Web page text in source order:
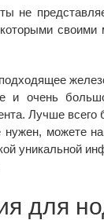
не
и очень
Лучше
можете
уникальной
для